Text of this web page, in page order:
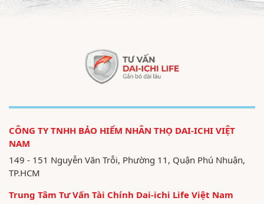
CÔNG TY TNHH BẢO HIỂM NHÂN THỌ DAI-ICHI VIỆT
NAM
149 - 151 Nguyễn Văn Trỗi, Phường 11, Quận Phú Nhuận,
TP.HCM
Trung Tâm Tư Vấn Tài Chính Dai-ichi Life Việt Nam